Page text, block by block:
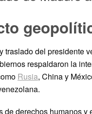
traslado del presidente
respaldaron la
Rusia, China y
de derechos humanos